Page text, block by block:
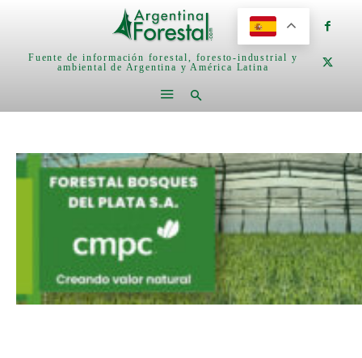
Fuente de información forestal, foresto-industrial y
ambiental de Argentina y América Latina